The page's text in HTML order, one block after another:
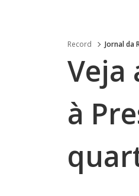
Record Jornal da
Veja
à